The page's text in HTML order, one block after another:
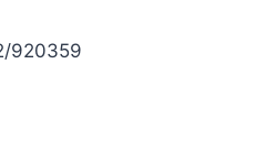
920359